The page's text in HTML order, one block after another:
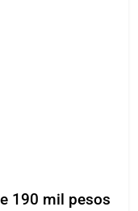
190 mil pesos